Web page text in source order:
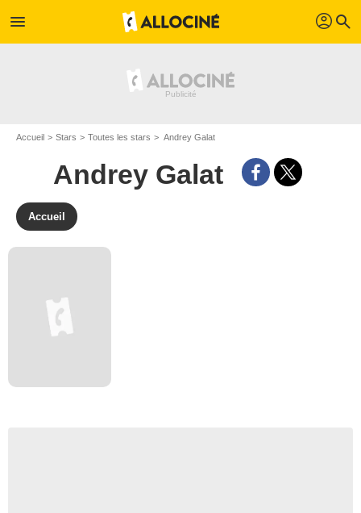
menu profil search
Accueil Stars Toutes les stars Andrey Galat
Andrey Galat
Accueil